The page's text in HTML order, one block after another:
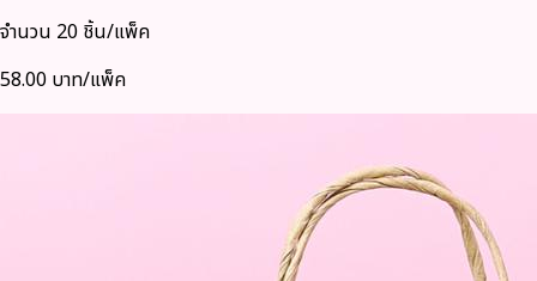
จำนวน 20 ชิ้น/แพ็ค
58.00 บาท/แพ็ค